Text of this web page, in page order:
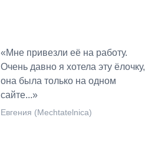
«Мне привезли её на работу.
Очень давно я хотела эту ёлочку,
она была только на одном
сайте...»
Евгения (Mechtatelnica)